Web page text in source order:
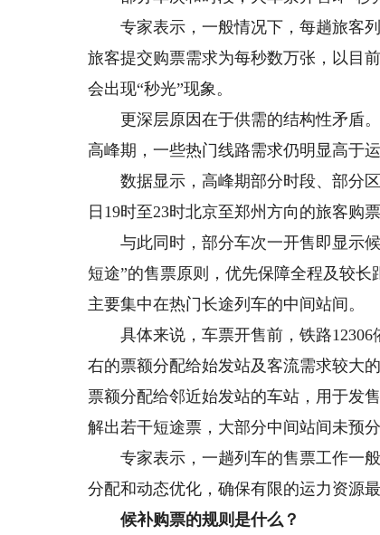
专家表示，一般情况下，每趟旅客列
旅客提交购票需求为每秒数万张，以目
会出现“秒光”现象。
更深层原因在于供需的结构性矛盾。
高峰期，一些热门线路需求仍明显高于运
数据显示，高峰期部分时段、部分区
日19时至23时北京至郑州方向的旅客购
与此同时，部分车次一开售即显示候
短途”的售票原则，优先保障全程及较
主要集中在热门长途列车的中间站间。
具体来说，车票开售前，铁路12306
右的票额分配给始发站及客流需求较大
票额分配给邻近始发站的车站，用于发
解出若干短途票，大部分中间站间未预
专家表示，一趟列车的售票工作一般
分配和动态优化，确保有限的运力资源
候补购票的规则是什么？